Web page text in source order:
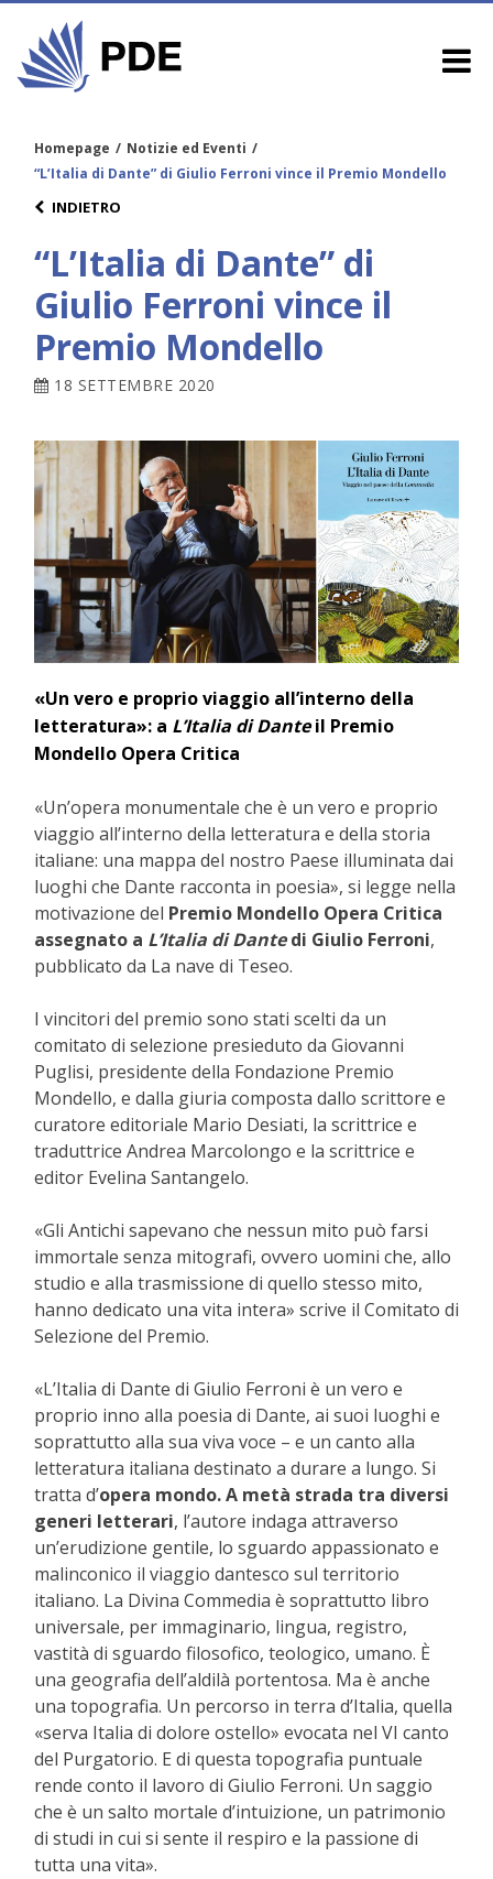
Homepage / Notizie ed Eventi /
“L’Italia di Dante” di Giulio Ferroni vince il Premio Mondello
INDIETRO
“L’Italia di Dante” di
Giulio Ferroni vince il
Premio Mondello
18 SETTEMBRE 2020
«Un vero e proprio viaggio all’interno della
letteratura»: a L’Italia di Danteil Premio
Mondello Opera Critica
«Un’opera monumentale che è un vero e proprio
viaggio all’interno della letteratura e della storia
italiane: una mappa del nostro Paese illuminata dai
luoghi che Dante racconta in poesia», si legge nella
motivazione del Premio Mondello Opera Critica
assegnato a L’Italia di Dantedi Giulio Ferroni,
pubblicato da La nave di Teseo.
I vincitori del premio sono stati scelti da un
comitato di selezione presieduto da Giovanni
Puglisi, presidente della Fondazione Premio
Mondello, e dalla giuria composta dallo scrittore e
curatore editoriale Mario Desiati, la scrittrice e
traduttrice Andrea Marcolongo e la scrittrice e
editor Evelina Santangelo.
«Gli Antichi sapevano che nessun mito può farsi
immortale senza mitografi, ovvero uomini che, allo
studio e alla trasmissione di quello stesso mito,
hanno dedicato una vita intera» scrive il Comitato di
Selezione del Premio.
«L’Italia di Dante di Giulio Ferroni è un vero e
proprio inno alla poesia di Dante, ai suoi luoghi e
soprattutto alla sua viva voce – e un canto alla
letteratura italiana destinato a durare a lungo. Si
tratta d’opera mondo. A metà strada tra diversi
generi letterari, l’autore indaga attraverso
un’erudizione gentile, lo sguardo appassionato e
malinconico il viaggio dantesco sul territorio
italiano. La Divina Commedia è soprattutto libro
universale, per immaginario, lingua, registro,
vastità di sguardo filosofico, teologico, umano. È
una geografia dell’aldilà portentosa. Ma è anche
una topografia. Un percorso in terra d’Italia, quella
«serva Italia di dolore ostello» evocata nel VI canto
del Purgatorio. E di questa topografia puntuale
rende conto il lavoro di Giulio Ferroni. Un saggio
che è un salto mortale d’intuizione, un patrimonio
di studi in cui si sente il respiro e la passione di
tutta una vita».